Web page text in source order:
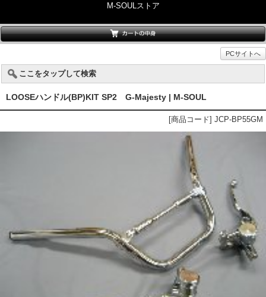
M-SOULストア
PCサイトへ
ここをタップして検索
LOOSEハンドル(BP)KIT SP2 G-Majesty | M-SOUL
[商品コード] JCP-BP55GM